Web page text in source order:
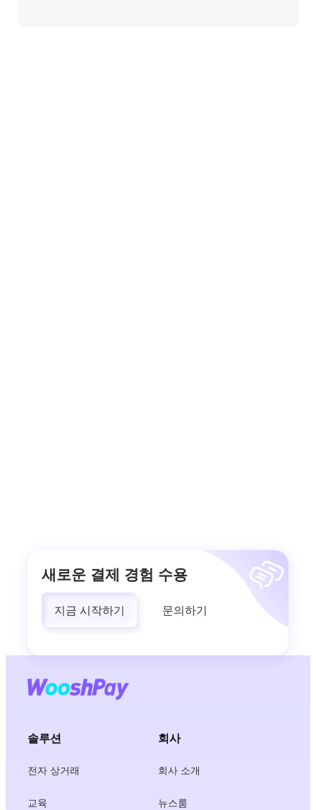
새로운 결제 경험 수용
지금 시작하기 문의하기
솔루션
전자 상거래
교육
회사
회사 소개
뉴스룸